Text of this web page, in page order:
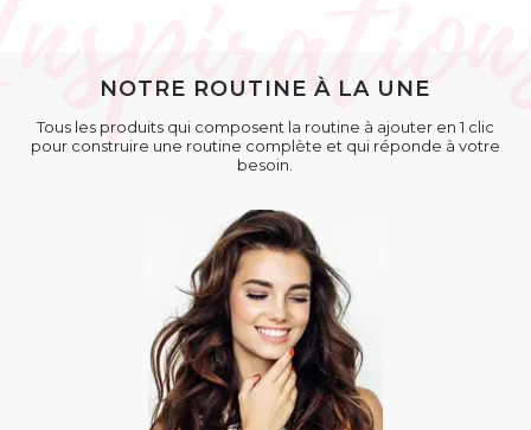
NOTRE ROUTINE À LA UNE
Tous les produits qui composent la routine à ajouter en 1 clic
pour construire une routine complète et qui réponde à votre
besoin.